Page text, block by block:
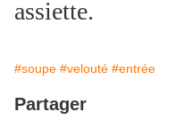
assiette.
#soupe #velouté #entrée
Partager